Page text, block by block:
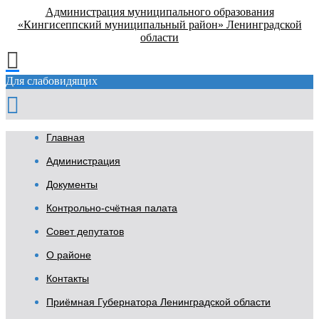
Администрация муниципального образования
«Кингисеппский муниципальный район» Ленинградской
области
Для слабовидящих
Главная
Администрация
Документы
Контрольно-счётная палата
Совет депутатов
О районе
Контакты
Приёмная Губернатора Ленинградской области